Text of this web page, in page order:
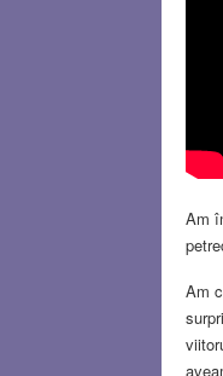
Am
Am